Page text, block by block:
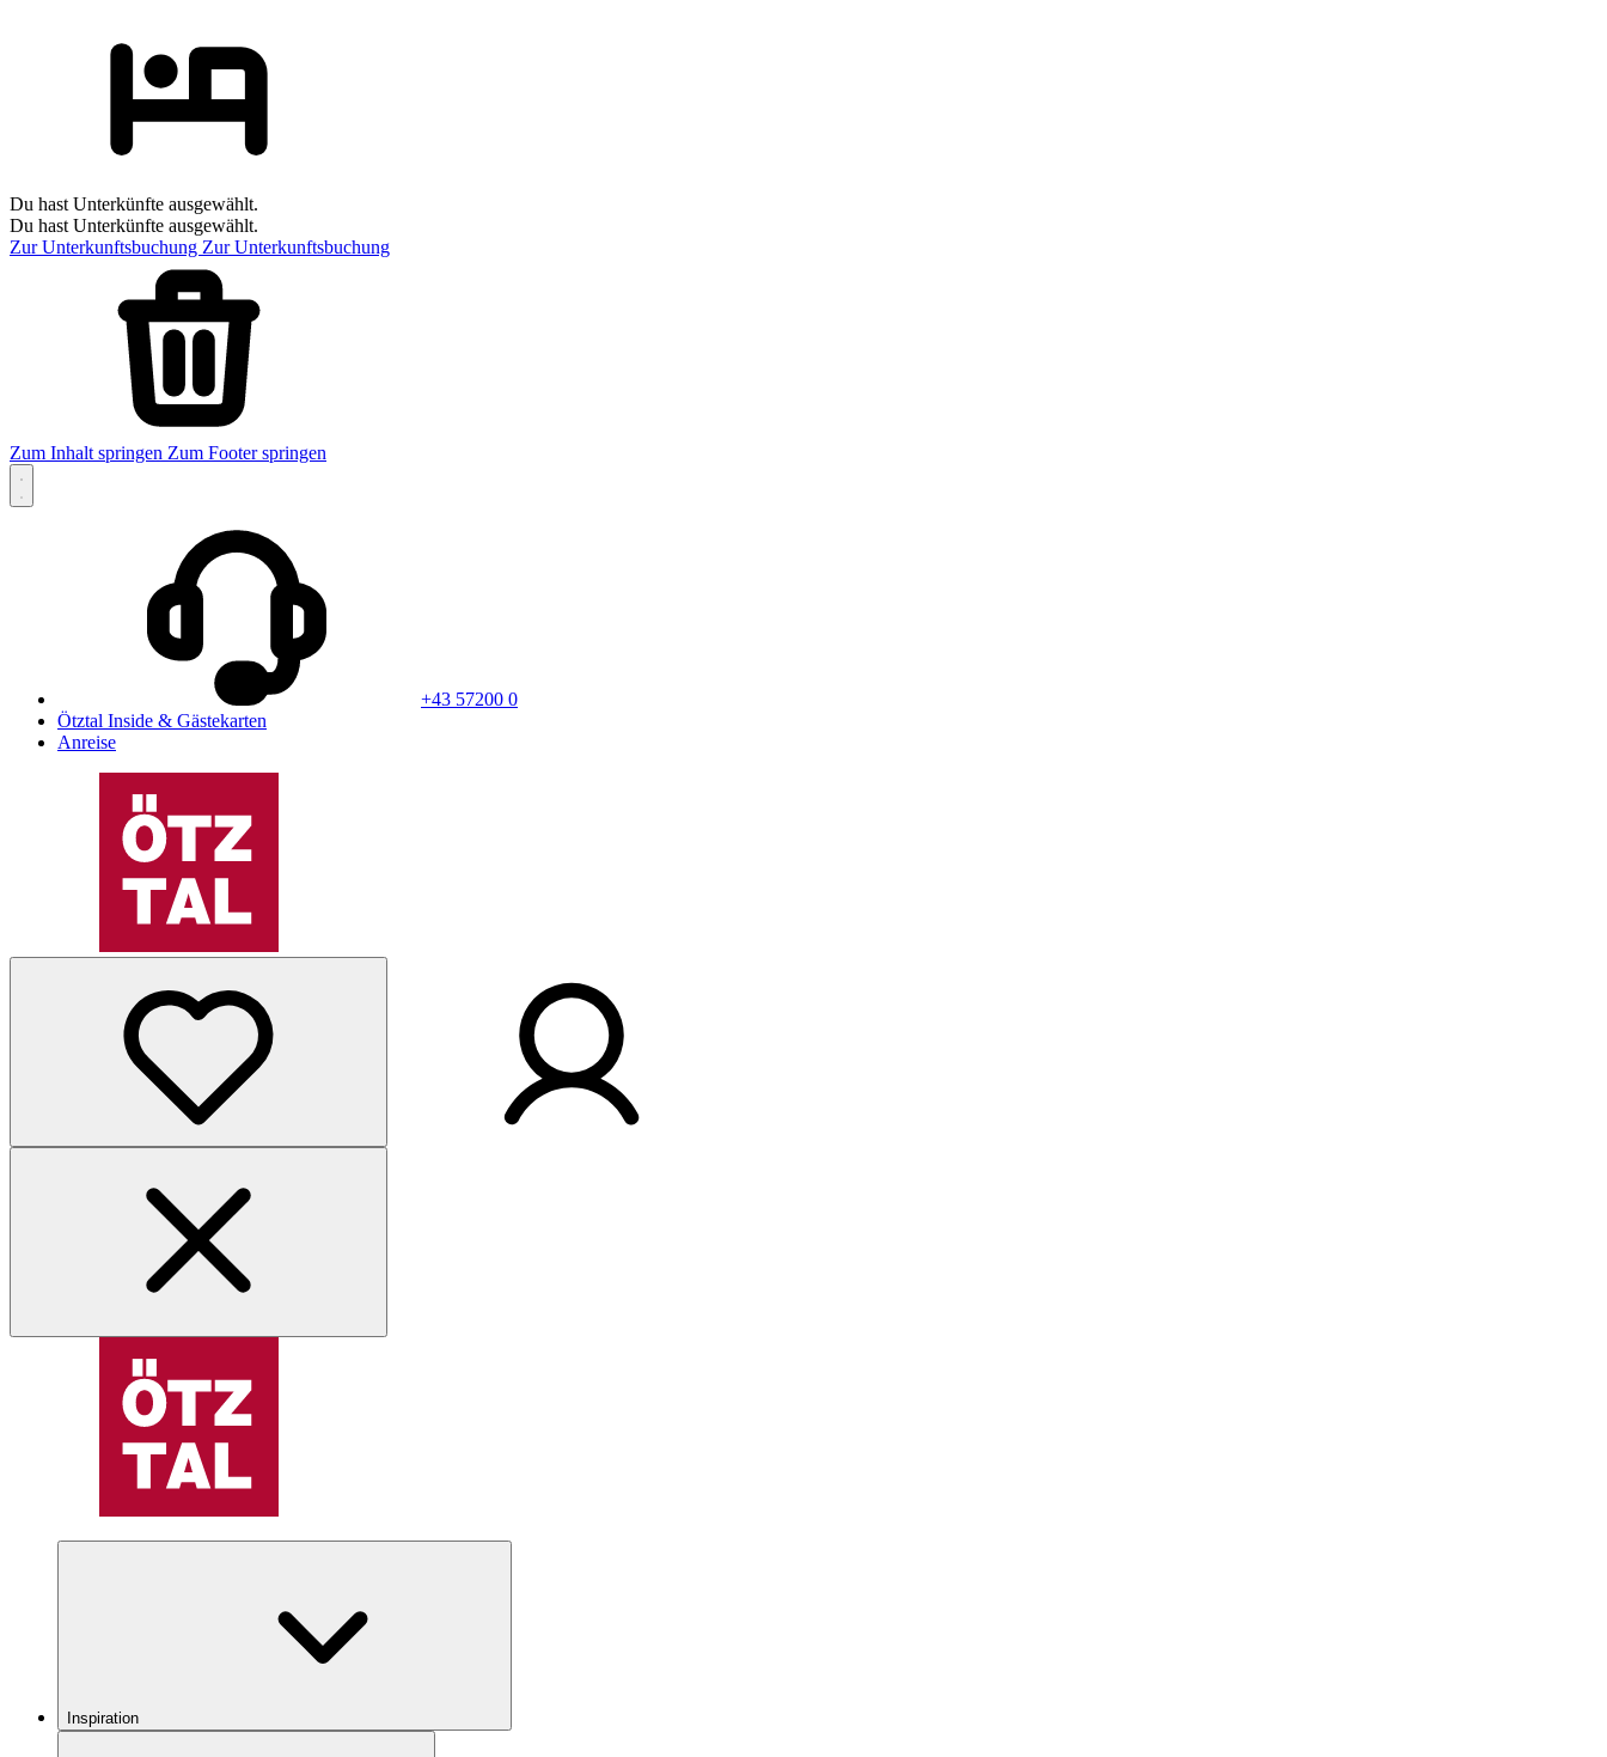
Du hast Unterkünfte ausgewählt.
Du hast Unterkünfte ausgewählt.
Zur Unterkunftsbuchung Zur Unterkunftsbuchung
Zum Inhalt springen Zum Footer springen
+43 57200 0
Ötztal Inside & Gästekarten
Anreise
Inspiration